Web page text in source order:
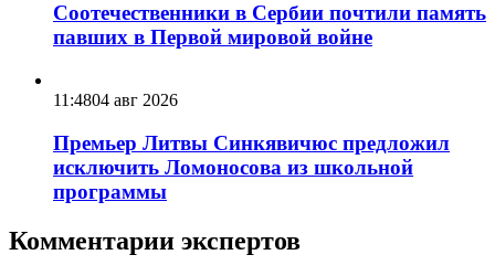
Соотечественники в Сербии почтили память
павших в Первой мировой войне
11:4804 авг 2026
Премьер Литвы Синкявичюс предложил
исключить Ломоносова из школьной
программы
Комментарии экспертов